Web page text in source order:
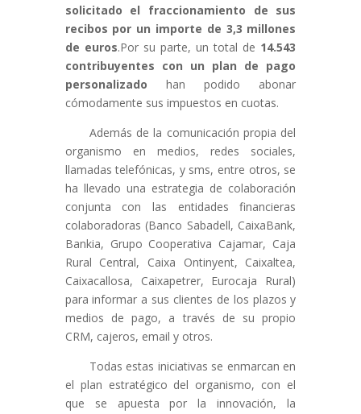
solicitado el fraccionamiento de sus
recibos por un importe de 3,3 millones
de euros.Por su parte, un total de 14.543
contribuyentes con un plan de pago
personalizado han podido abonar
cómodamente sus impuestos en cuotas.
Además de la comunicación propia del
organismo en medios, redes sociales,
llamadas telefónicas, y sms, entre otros, se
ha llevado una estrategia de colaboración
conjunta con las entidades financieras
colaboradoras (Banco Sabadell, CaixaBank,
Bankia, Grupo Cooperativa Cajamar, Caja
Rural Central, Caixa Ontinyent, Caixaltea,
Caixacallosa, Caixapetrer, Eurocaja Rural)
para informar a sus clientes de los plazos y
medios de pago, a través de su propio
CRM, cajeros, email y otros.
Todas estas iniciativas se enmarcan en
el plan estratégico del organismo, con el
que se apuesta por la innovación, la